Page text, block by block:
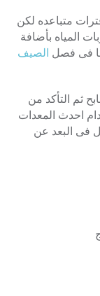
متباعده لكن
المياه بأضافة
فى فصل الصيف
ثم التأكد من
احدث المعدات
فى البعد عن